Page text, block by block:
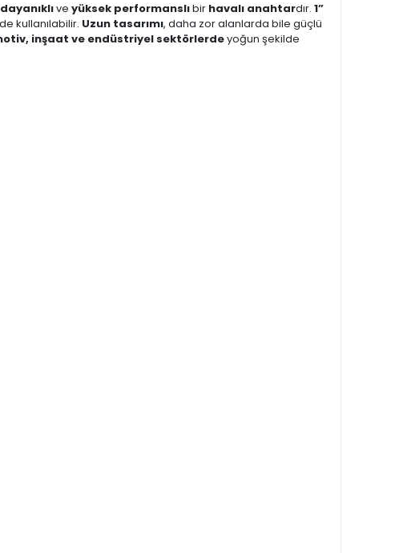
dayanıklıve yüksek performanslıbir havalı anahtardır. 1”
kullanılabilir. Uzun tasarımı, daha zor alanlarda bile güçlü
inşaat ve endüstriyel sektörlerdeyoğun şekilde